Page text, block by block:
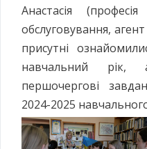
Анастасія
обслуговування, агент
присутні
навчальний рік,
першочергові
2024-2025